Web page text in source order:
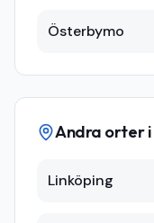
Österbymo
Andra orter i
Linköping